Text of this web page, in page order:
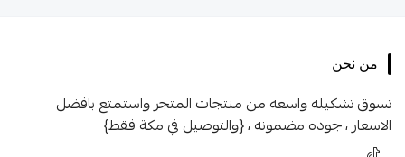
من نحن
تسوق تشكيله واسعه من منتجات المتجر واستمتع بافضل
الاسعار ، جوده مضمونه ، {والتوصيل في مكة فقط}